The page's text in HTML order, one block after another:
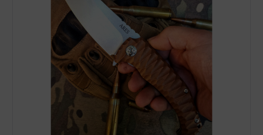
Taisho a to oblibu Higonokami ještě zvýšilo. Výroba
pokračovala i během válek, kdy byl nedostatek surovin. Jenže
jak začaly na trh přicházet další užitkové nože, začalo nožů
Higonokami